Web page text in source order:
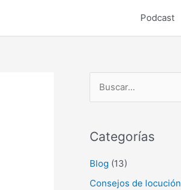
Podcast
c
a
r
Categorías
Blog (13)
Consejos de locución